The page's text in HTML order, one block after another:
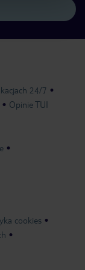
24/7
Opinie TUI
cookies